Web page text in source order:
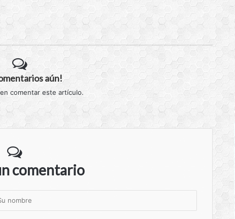
aún!
comentar este artículo.
comentario